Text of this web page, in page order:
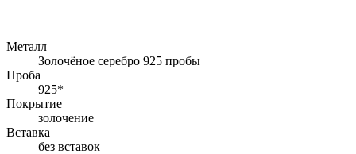
Металл
Золочёное серебро 925 пробы
Проба
925*
Покрытие
золочение
Вставка
без вставок